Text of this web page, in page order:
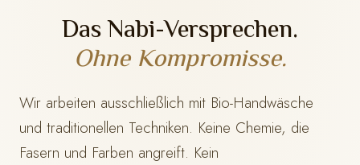
Das Nabi-Versprechen.
Ohne Kompromisse.
Wir arbeiten ausschließlich mit Bio-Handwäsche
und traditionellen Techniken. Keine Chemie, die
Fasern und Farben angreift. Kein